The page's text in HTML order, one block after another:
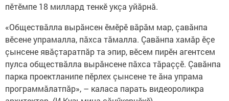
пӗтӗмпе 18 миллард тенкӗ укçа уйăрнă.
«Обществăлла вырăнсен ӗмӗрӗ вăрăм мар, çавăнпа
вӗсене упрамалла, пăхса тăмалла. Çавăнпа хамăр ӗçе
çынсене явăçтаратпăр та эпир, вӗсем пирӗн агентсем
пулса обществăлла вырăнсене пăхса тăраççӗ. Çавăнпа
парка проектланипе пӗрлех çынсене те ăна упрама
программăлатпăр», – каласа парать видеороликра